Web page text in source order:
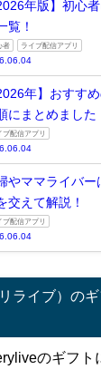
年版】初心
覧！
者 ライブ配信アプリ
年】おすす
にまとめました
ブ配信アプリ
やママライバ
交えて解説！
ブ配信アプリ
ライブ）の
のギフト